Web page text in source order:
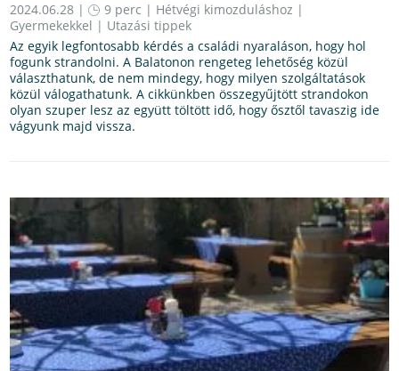
2024.06.28 | 9 perc | Hétvégi kimozduláshoz |
Gyermekekkel | Utazási tippek
Az egyik legfontosabb kérdés a családi nyaraláson, hogy hol
fogunk strandolni. A Balatonon rengeteg lehetőség közül
választhatunk, de nem mindegy, hogy milyen szolgáltatások
közül válogathatunk. A cikkünkben összegyűjtött strandokon
olyan szuper lesz az együtt töltött idő, hogy ősztől tavaszig ide
vágyunk majd vissza.